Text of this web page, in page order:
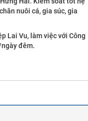
nuôi cá, gia súc, gia
Lai Vu, làm việc với Công
đêm.